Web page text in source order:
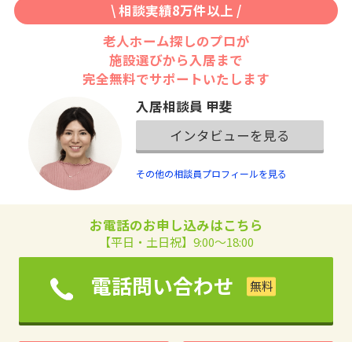
\ 相談実績8万件以上 /
老人ホーム探しのプロが
施設選びから入居まで
完全無料でサポートいたします
入居相談員 甲斐
インタビューを見る
その他の相談員プロフィールを見る
お電話のお申し込みはこちら
【平日・土日祝】9:00～18:00
電話問い合わせ